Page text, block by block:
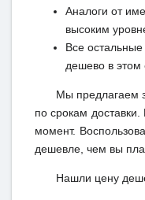
Аналоги от
высоким
Все
дешево в этом
Мы предлагаем
по срокам
момент.
дешевле, чем вы
Нашли цену